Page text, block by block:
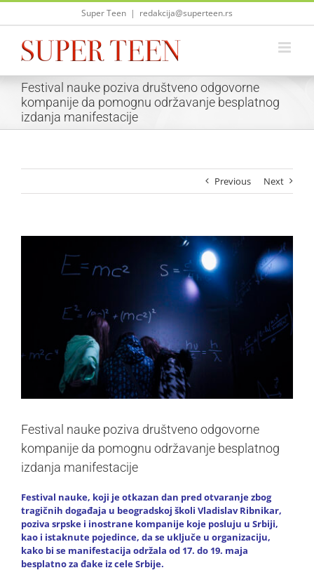
Skip
Super Teen | redakcija@superteen.rs
Festival nauke poziva društveno odgovorne
kompanije da pomognu održavanje besplatnog
izdanja manifestacije
Previous Next
Festival nauke poziva društveno odgovorne
kompanije da pomognu održavanje besplatnog
izdanja manifestacije
Festival nauke, koji je otkazan dan pred otvaranje zbog
tragičnih događaja u beogradskoj školi Vladislav Ribnikar,
poziva srpske i inostrane kompanije koje posluju u Srbiji,
kao i istaknute pojedince, da se uključe u organizaciju,
kako bi se manifestacija održala od 17. do 19. maja
besplatno za đake iz cele Srbije.